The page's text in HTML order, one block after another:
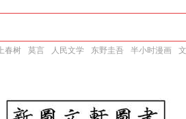
春树 莫言 人民文学 东野圭吾 半小时漫画